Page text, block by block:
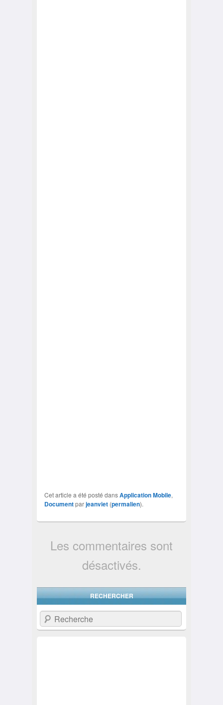
Cet article a été posté dansApplication Mobile,
Documentparjeanviet(permalien).
Les commentaires sont
désactivés.
RECHERCHER
Recherche